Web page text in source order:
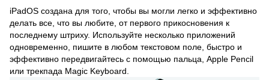
iPadOS создана для того, чтобы вы могли легко и эффективно
делать все, что вы любите, от первого прикосновения к
последнему штриху. Используйте несколько приложений
одновременно, пишите в любом текстовом поле, быстро и
эффективно передвигайтесь с помощью пальца, Apple Pencil
или трекпада Magic Keyboard.